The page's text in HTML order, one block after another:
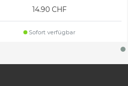
14.90 CHF
Sofort verfügbar